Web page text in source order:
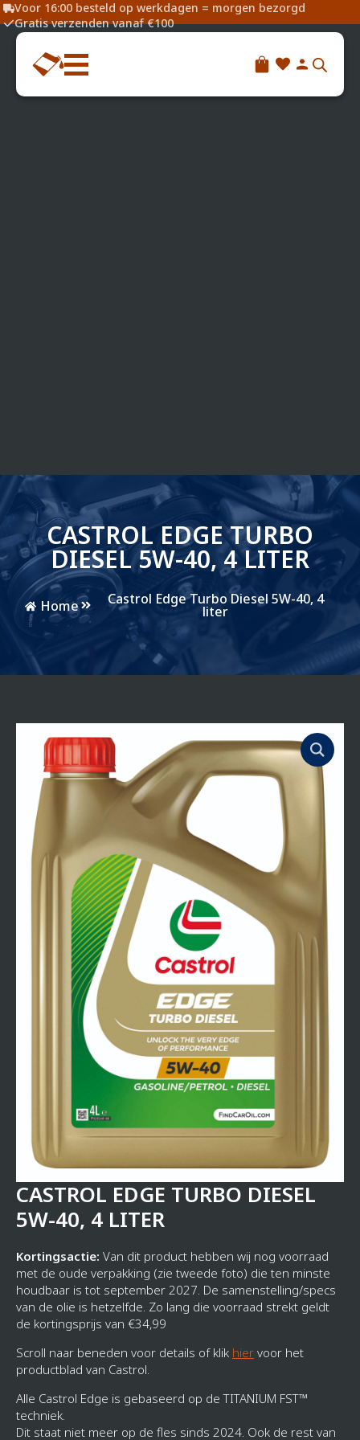
Voor 16:00 besteld op werkdagen = morgen bezorgd
Gratis verzenden vanaf €100
CASTROL EDGE TURBO
DIESEL 5W-40, 4 LITER
Home Castrol Edge Turbo Diesel 5W-40, 4
liter
CASTROL EDGE TURBO DIESEL
5W-40, 4 LITER
Kortingsactie: Van dit product hebben wij nog voorraad
met de oude verpakking (zie tweede foto) die ten minste
houdbaar is tot september 2027. De samenstelling/specs
van de olie is hetzelfde. Zo lang die voorraad strekt geldt
de kortingsprijs van €34,99
Scroll naar beneden voor details of klik hier voor het
productblad van Castrol.
Alle Castrol Edge is gebaseerd op de TITANIUM FST™
techniek.
Dit staat niet meer op de fles sinds 2024. Ook de rest van